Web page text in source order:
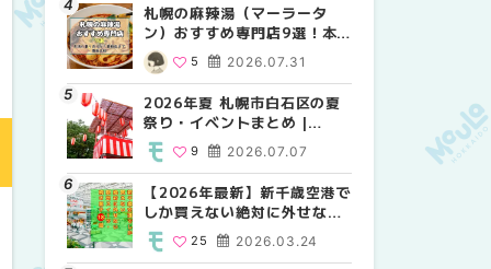
札幌の麻辣湯（マーラータ
ン）おすすめ専門店9選！本
場の量り売りから最新店まで
徹底比較 | MouLa
HOKKAIDO
2026.07.31
5
2026年夏 札幌市白石区の夏
祭り・イベントまとめ |
MouLa HOKKAIDO
2026.07.07
9
【2026年最新】新千歳空港で
しか買えない絶対に外せない
限定スイーツ・焼き菓子18選
| MouLa HOKKAIDO
2026.03.24
25
2026年夏 札幌市手稲区の夏
祭り・イベントまとめ |
10
2026年夏 札幌市白石区の夏
祭り・イベントまとめ |
9
2026年夏 札幌市南区の夏祭
り・イベントまとめ |
8
2026年夏 札幌市白石区の夏
祭り・イベントまとめ |
9
2026年夏 札幌市手稲区の夏
祭り・イベントまとめ |
10
2026年夏 札幌市清田区の夏
祭り・イベントまとめ |
6